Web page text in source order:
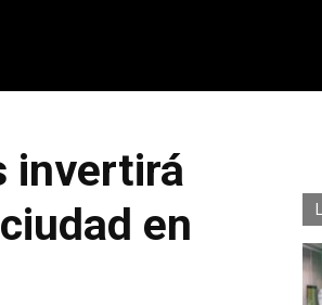
invertirá
en